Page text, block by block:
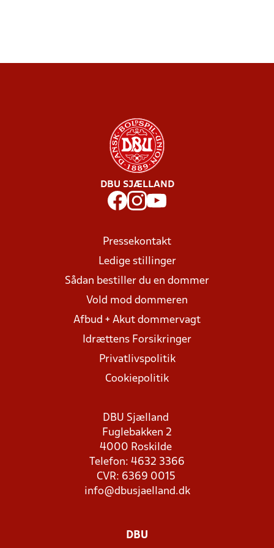
DBU SJÆLLAND
Pressekontakt
Ledige stillinger
Sådan bestiller du en dommer
Vold mod dommeren
Afbud + Akut dommervagt
Idrættens Forsikringer
Privatlivspolitik
Cookiepolitik
DBU Sjælland
Fuglebakken 2
4000 Roskilde
Telefon: 4632 3366
CVR: 6369 0015
info@dbusjaelland.dk
DBU